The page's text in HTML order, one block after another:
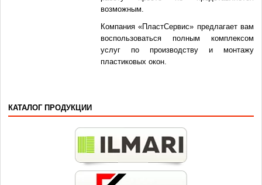
возможным.
Компания «ПластСервис» предлагает вам
воспользоваться полным комплексом
услуг по производству и монтажу
пластиковых окон.
КАТАЛОГ ПРОДУКЦИИ